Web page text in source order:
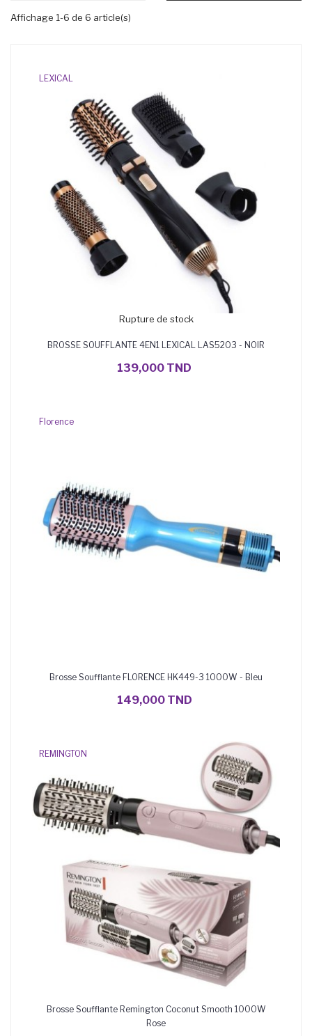
Affichage 1-6 de 6 article(s)
Rupture de stock
LEXICAL
BROSSE SOUFFLANTE 4EN1 LEXICAL LAS5203 - NOIR
139,000 TND
Florence
Brosse Soufflante FLORENCE HK449-3 1000W - Bleu
149,000 TND
REMINGTON
Brosse Soufflante Remington Coconut Smooth 1000W
Rose